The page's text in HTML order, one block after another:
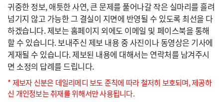
귀중한 정보, 애틋한 사연, 큰 문제를 풀어나갈 작은 실마리를 흘려
넘기지 않고 가능한 그 결실이 지면에 반영될 수 있도록 최선을 다
하겠습니다. 제보는 홈페이지 외에도 이메일 및 페이스북을 통해
할 수 있습니다. 보내주신 제보 내용 중 사진이나 동영상은 기사에
게재될 수 있습니다. 제보된 내용에 대해서는 연락처를 남겨주시
면 소정의 답례를 드립니다.
* 제보자 신분은 데일리메디 보도 준칙에 따라 철저히 보호되며, 제공하
신 개인정보는 취재를 위해서만 사용됩니다.